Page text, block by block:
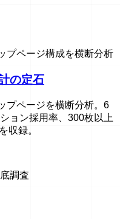
プページ構成を横断分析
の定石
プページを横断分析。6
ョン採用率、300枚以上
収録。
調査